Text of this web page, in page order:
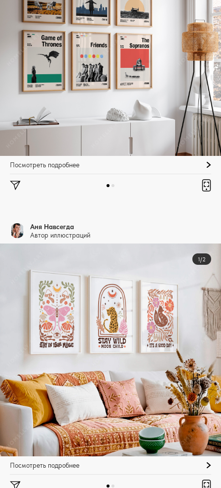
Посмотреть подробнее
Аня Навсегда
Автор иллюстраций
1/2
Посмотреть подробнее